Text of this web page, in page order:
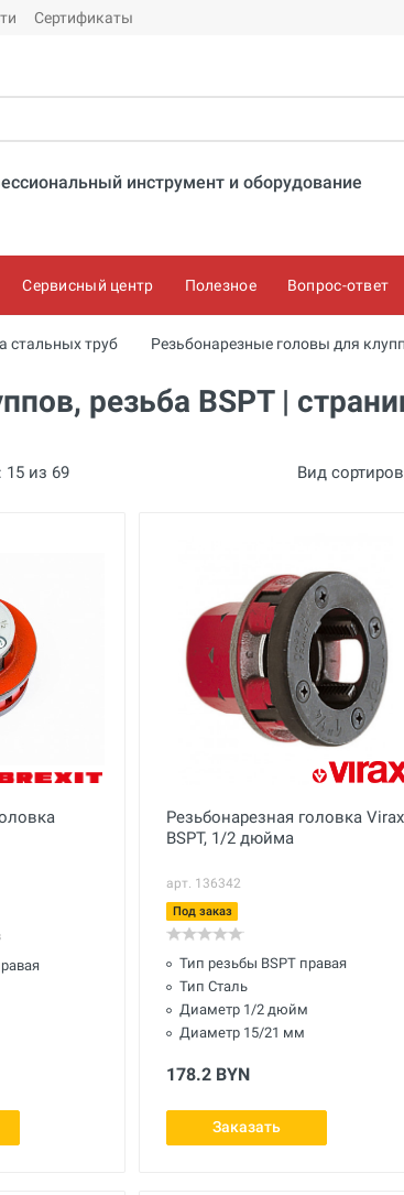
Сертификаты
инструмент и оборудование
Сервисный центр Полезное Вопрос-ответ
стальных труб
Резьбонарезные головы для
резьба BSPT |
15 из 69 Вид
Резьбонарезная головка Virax
BSPT, 1/2 дюйма
арт. 136342
Под заказ
Тип резьбы BSPT правая
Тип Сталь
Диаметр 1/2 дюйм
Диаметр 15/21 мм
178.2 BYN
Заказать